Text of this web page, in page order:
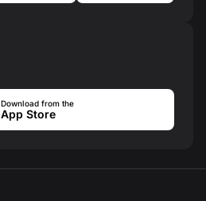
Download from the
App Store